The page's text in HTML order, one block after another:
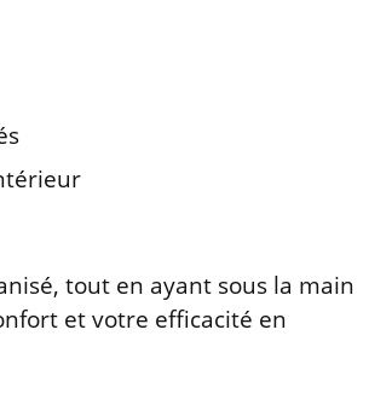
tout en ayant sous la main
et votre efficacité en